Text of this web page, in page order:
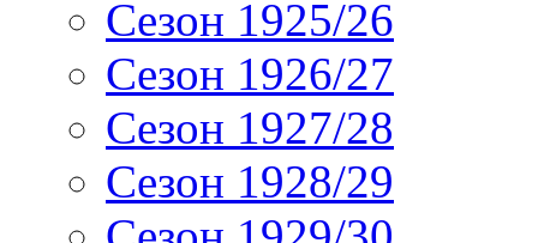
Сезон 1925/26
Сезон 1926/27
Сезон 1927/28
Сезон 1928/29